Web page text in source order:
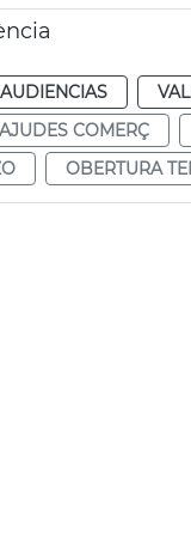
AJUDES COMERÇ
OBERTURA